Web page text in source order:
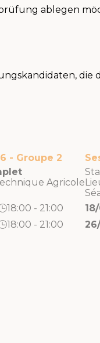
ablegen
die
- Groupe 2
Agricole
18:00 - 21:00
18:00 - 21:00